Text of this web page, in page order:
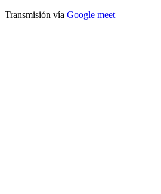
Transmisión vía Google meet